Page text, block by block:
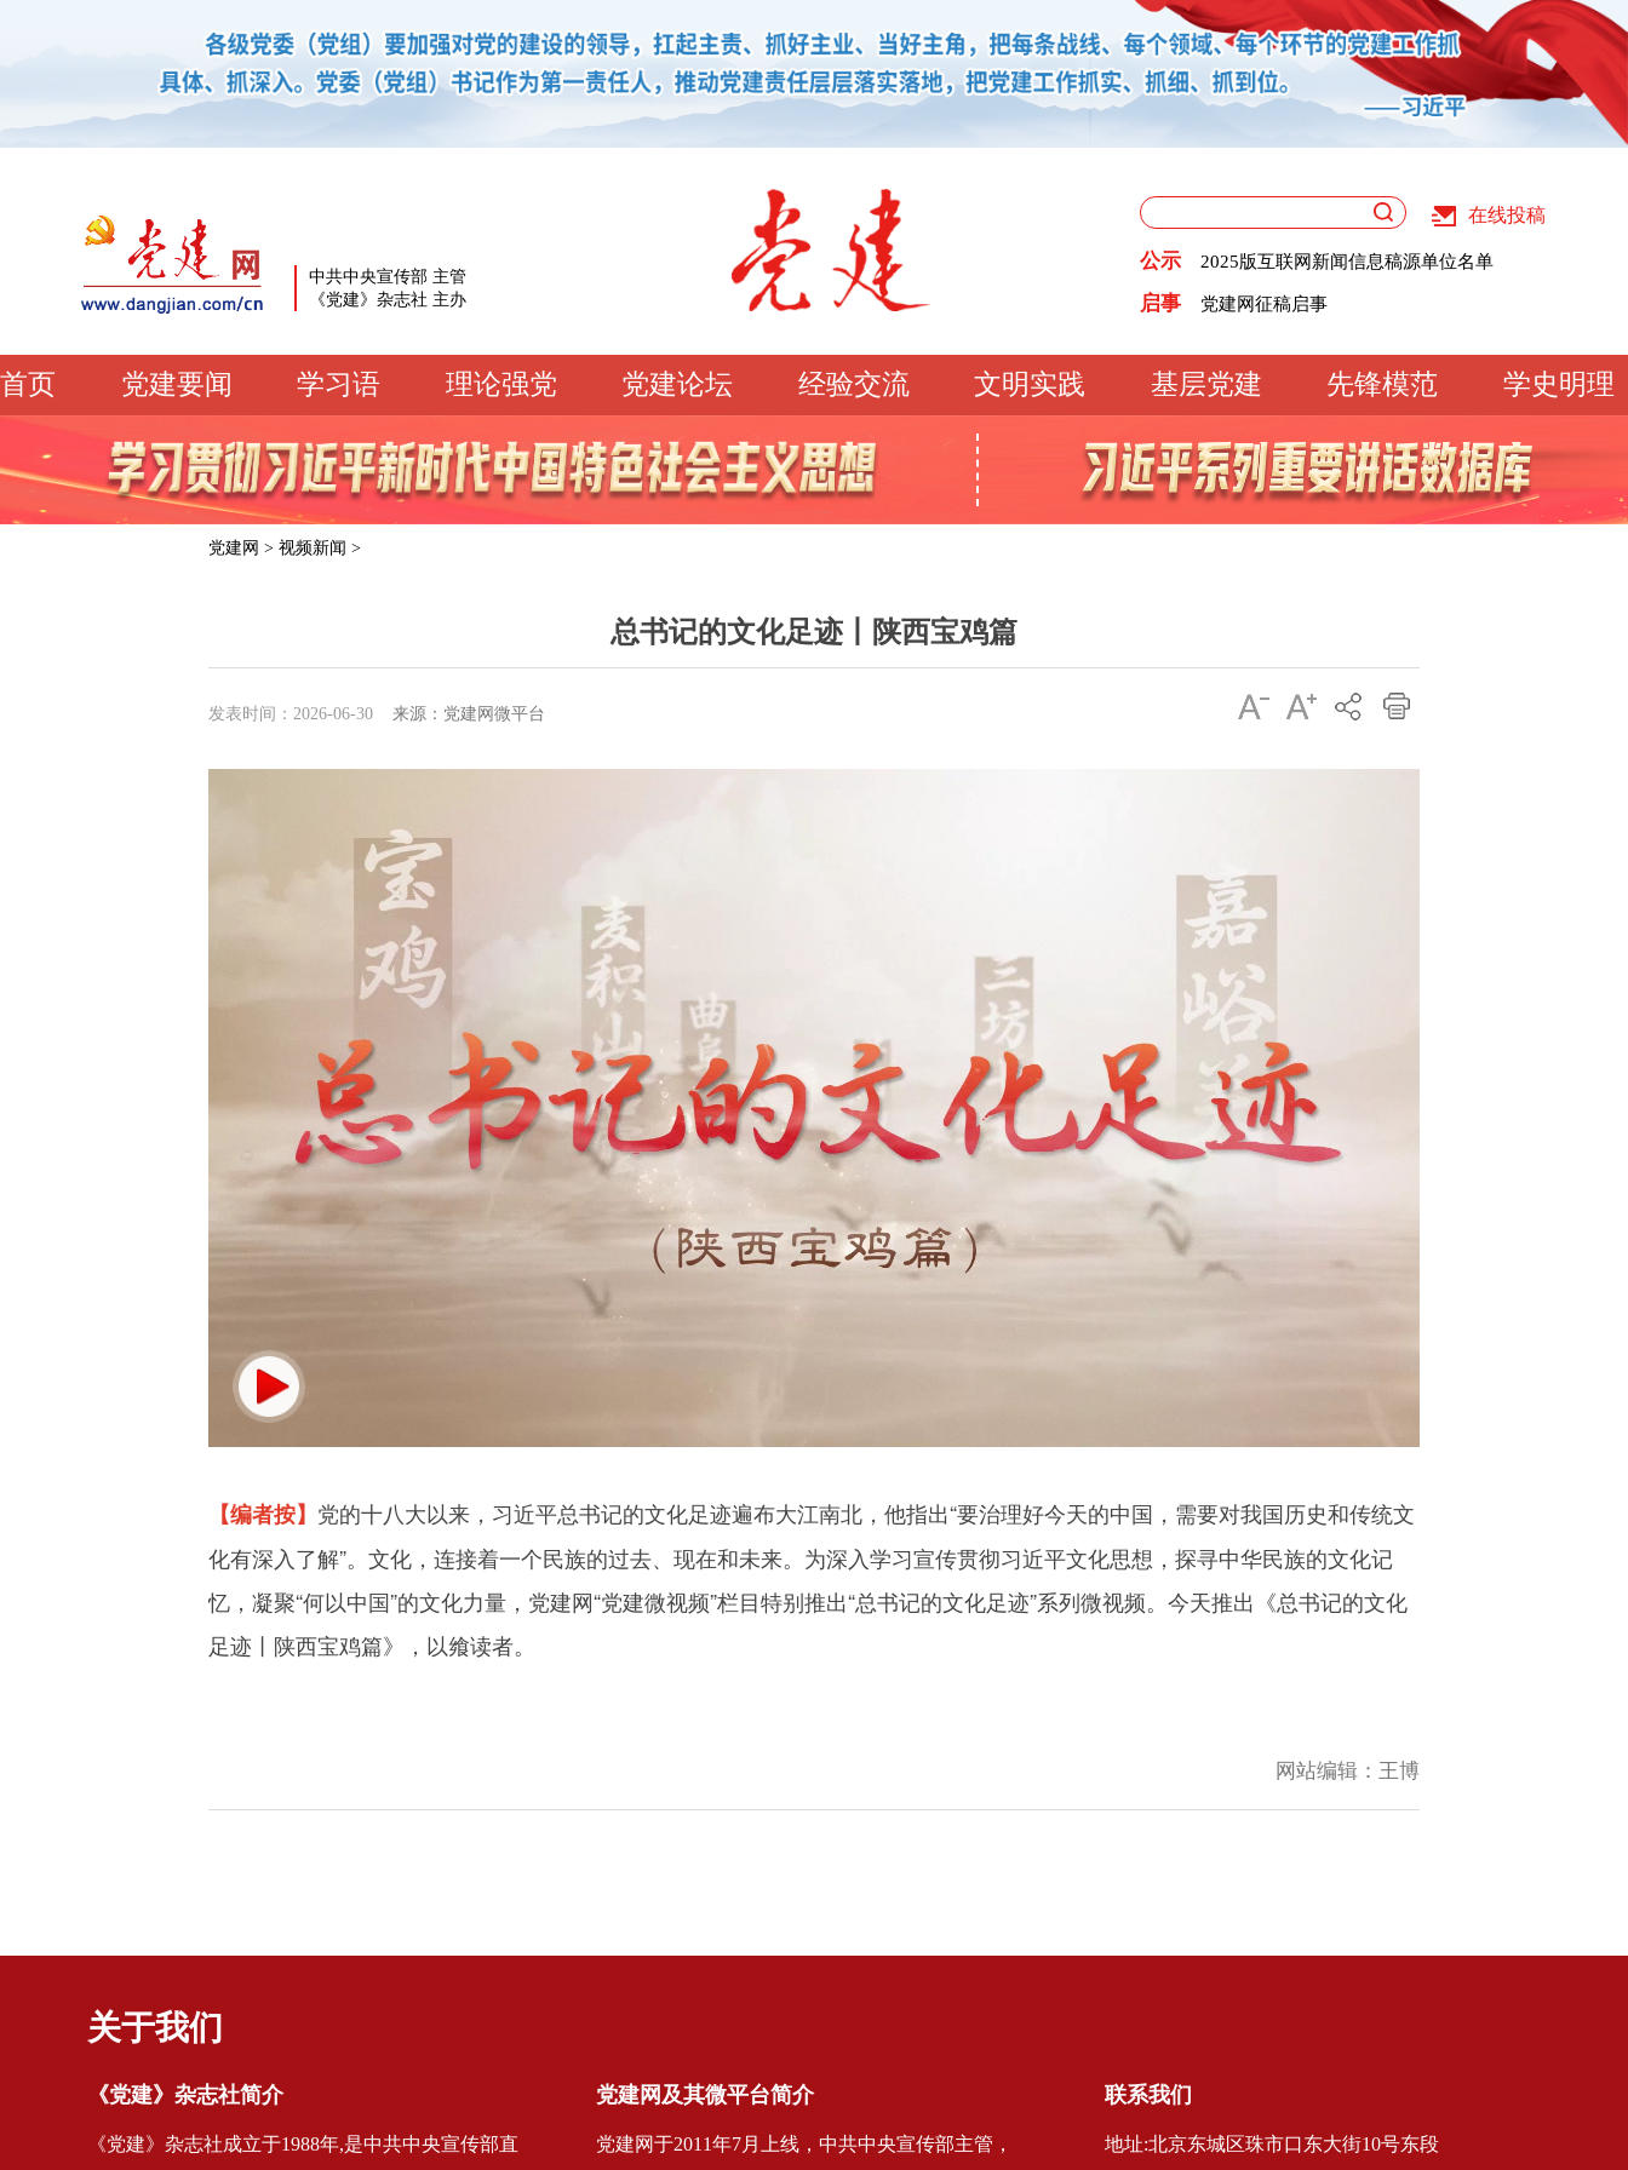
中共中央宣传部 主管
《党建》杂志社 主办
在线投稿
公示
关于版权和用稿问题的声明
2025版互联网新闻信息稿源单位名单
关于版权和用稿问题的声明
启事
《党建》杂志征稿启事
党建网征稿启事
党建网征稿启事
首页 党建要闻 学习语 理论强党 党建论坛 经验交流 文明实践 基层党建 先锋模范
学史明理
学习语 党建网微平台 学习园地 理论强党 党建论坛 工作动态 经验交流 文明实践
机关党建
校园党建 企业党建 先锋模范 学史明理 经典常读 文化大观 专题库
党建网 > 视频新闻 >
总书记的文化足迹丨陕西宝鸡篇
发表时间：2026-06-30 来源：党建网微平台
【编者按】 党的十八大以来，习近平总书记的文化足迹遍布大江南北，他指出“要治理好今天的中国，需要对我国历史和传统文
化有深入了解”。文化，连接着一个民族的过去、现在和未来。为深入学习宣传贯彻习近平文化思想，探寻中华民族的文化记
忆，凝聚“何以中国”的文化力量，党建网“党建微视频”栏目特别推出“总书记的文化足迹”系列微视频。今天推出《总书记的文化
足迹丨陕西宝鸡篇》，以飨读者。
网站编辑： 王博
关于我们
《党建》杂志社简介
《党建》杂志社成立于1988年,是中共中央宣传部直
党建网及其微平台简介
党建网于2011年7月上线，中共中央宣传部主管，
联系我们
地址:北京东城区珠市口东大街10号东段